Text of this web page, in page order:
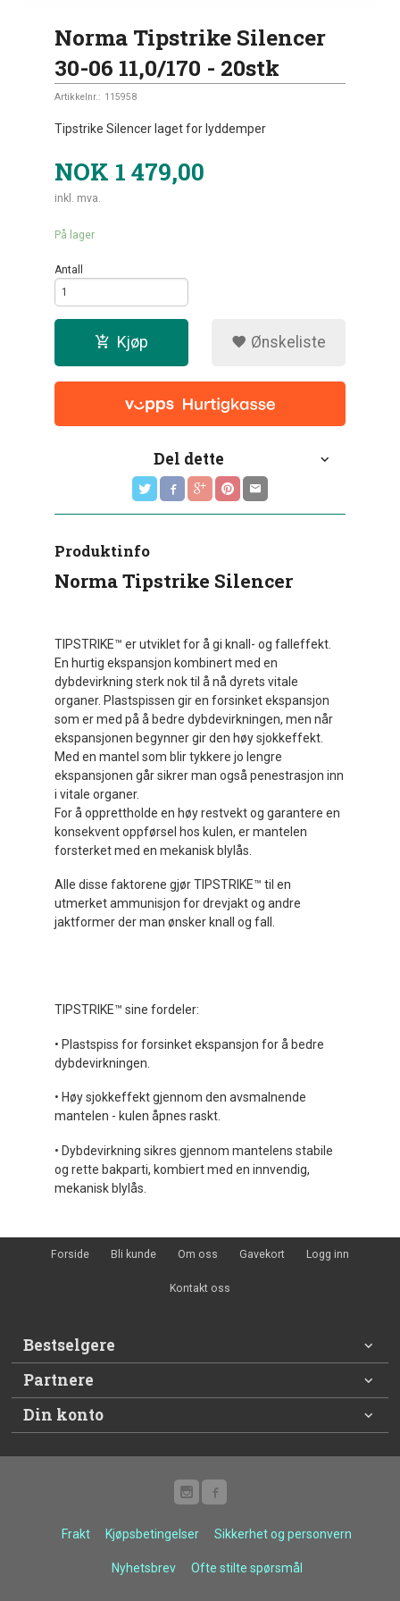
Norma Tipstrike Silencer
30-06 11,0/170 - 20stk
Artikkelnr.: 115958
Tipstrike Silencer laget for lyddemper
NOK 1 479,00
inkl. mva.
På lager
Antall
Kjøp Ønskeliste
Del dette
Produktinfo
Norma Tipstrike Silencer
TIPSTRIKE™ er utviklet for å gi knall- og falleffekt.
En hurtig ekspansjon kombinert med en
dybdevirkning sterk nok til å nå dyrets vitale
organer. Plastspissen gir en forsinket ekspansjon
som er med på å bedre dybdevirkningen, men når
ekspansjonen begynner gir den høy sjokkeffekt.
Med en mantel som blir tykkere jo lengre
ekspansjonen går sikrer man også penestrasjon inn
i vitale organer.
For å opprettholde en høy restvekt og garantere en
konsekvent oppførsel hos kulen, er mantelen
forsterket med en mekanisk blylås.
Alle disse faktorene gjør TIPSTRIKE™ til en
utmerket ammunisjon for drevjakt og andre
jaktformer der man ønsker knall og fall.
TIPSTRIKE™ sine fordeler:
• Plastspiss for forsinket ekspansjon for å bedre
dybdevirkningen.
• Høy sjokkeffekt gjennom den avsmalnende
mantelen - kulen åpnes raskt.
• Dybdevirkning sikres gjennom mantelens stabile
og rette bakparti, kombiert med en innvendig,
mekanisk blylås.
Forside Bli kunde Om oss Gavekort Logg inn
Kontakt oss
Bestselgere
Partnere
Din konto
Frakt Kjøpsbetingelser Sikkerhet og personvern
Nyhetsbrev Ofte stilte spørsmål